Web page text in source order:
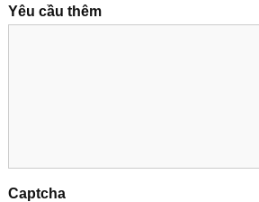
Yêu cầu thêm
Captcha